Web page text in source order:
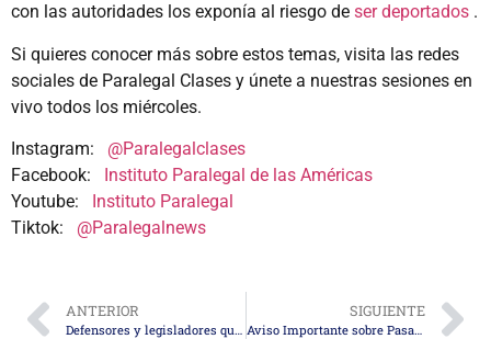
con las autoridades los exponía al riesgo de ser deportados .
Si quieres conocer más sobre estos temas, visita las redes
sociales de Paralegal Clases y únete a nuestras sesiones en
vivo todos los miércoles.
Instagram: @Paralegalclases
Facebook: Instituto Paralegal de las Américas
Youtube: Instituto Paralegal
Tiktok: @Paralegalnews
ANTERIOR
Defensores y legisladores quieren un plan de marketing de Obamacare para los beneficiarios de DACA
SIGUIENTE
Aviso Importante sobre Pasaportes Venezolanos